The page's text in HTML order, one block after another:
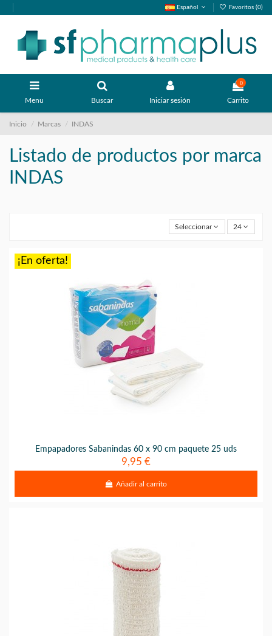
Español Favoritos (0)
Menu Buscar Iniciar sesión
0
Carrito
Inicio Marcas INDAS
Listado de productos por marca
INDAS
Seleccionar 24
¡En oferta!
Empapadores Sabanindas 60 x 90 cm paquete 25 uds
9,95 €
Añadir al carrito